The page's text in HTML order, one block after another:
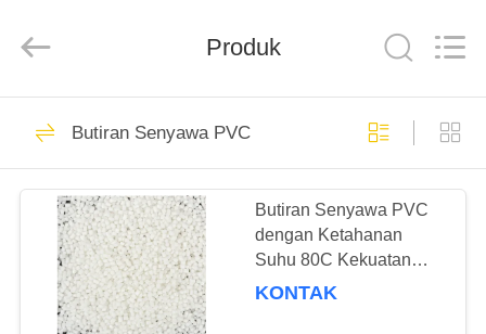
RUMAH
PRODUK
TENTANG
KAMI
Ltd..
Penstabil Panas
PVC
Produk
Butiran Senyawa PVC
Butiran Senyawa PVC
dengan Ketahanan
Suhu 80C Kekuatan
Impak Senyawa PVC
KONTAK